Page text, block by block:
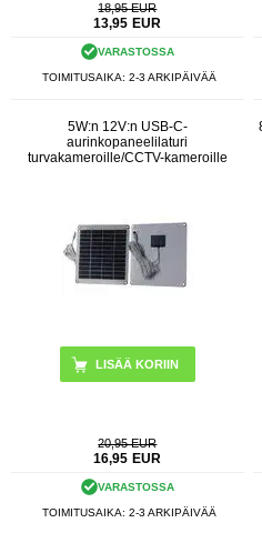
18,95 EUR
13,95 EUR
VARASTOSSA
TOIMITUSAIKA: 2-3 ARKIPÄIVÄÄ
5W:n 12V:n USB-C-
aurinkopaneelilaturi
turvakameroille/CCTV-kameroille
20,95 EUR
16,95 EUR
VARASTOSSA
TOIMITUSAIKA: 2-3 ARKIPÄIVÄÄ